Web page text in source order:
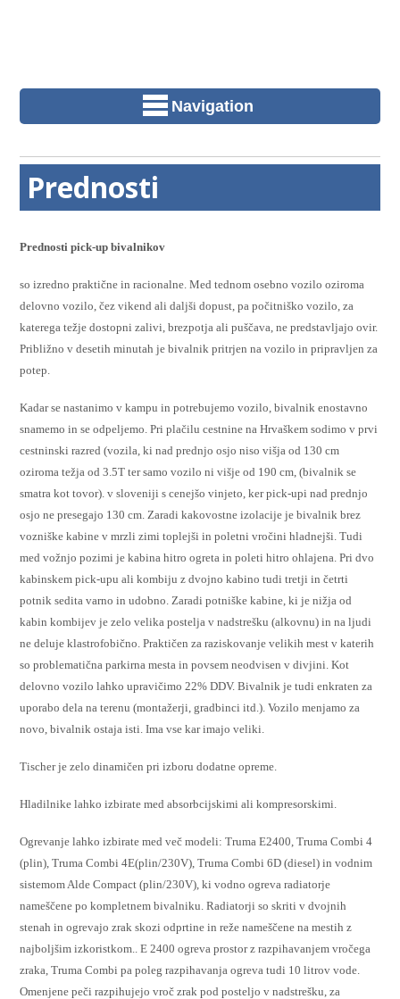
Navigation
Prednosti
Prednosti pick-up bivalnikov
so izredno praktične in racionalne. Med tednom osebno vozilo oziroma
delovno vozilo, čez vikend ali daljši dopust, pa počitniško vozilo, za
katerega težje dostopni zalivi, brezpotja ali puščava, ne predstavljajo ovir.
Približno v desetih minutah je bivalnik pritrjen na vozilo in pripravljen za
potep.
Kadar se nastanimo v kampu in potrebujemo vozilo, bivalnik enostavno
snamemo in se odpeljemo. Pri plačilu cestnine na Hrvaškem sodimo v prvi
cestninski razred (vozila, ki nad prednjo osjo niso višja od 130 cm
oziroma težja od 3.5T ter samo vozilo ni višje od 190 cm, (bivalnik se
smatra kot tovor). v sloveniji s cenejšo vinjeto, ker pick-upi nad prednjo
osjo ne presegajo 130 cm. Zaradi kakovostne izolacije je bivalnik brez
vozniške kabine v mrzli zimi toplejši in poletni vročini hladnejši. Tudi
med vožnjo pozimi je kabina hitro ogreta in poleti hitro ohlajena. Pri dvo
kabinskem pick-upu ali kombiju z dvojno kabino tudi tretji in četrti
potnik sedita varno in udobno. Zaradi potniške kabine, ki je nižja od
kabin kombijev je zelo velika postelja v nadstrešku (alkovnu) in na ljudi
ne deluje klastrofobično. Praktičen za raziskovanje velikih mest v katerih
so problematična parkirna mesta in povsem neodvisen v divjini. Kot
delovno vozilo lahko upravičimo 22% DDV. Bivalnik je tudi enkraten za
uporabo dela na terenu (montažerji, gradbinci itd.). Vozilo menjamo za
novo, bivalnik ostaja isti. Ima vse kar imajo veliki.
Tischer je zelo dinamičen pri izboru dodatne opreme.
Hladilnike lahko izbirate med absorbcijskimi ali kompresorskimi.
Ogrevanje lahko izbirate med več modeli: Truma E2400, Truma Combi 4
(plin), Truma Combi 4E(plin/230V), Truma Combi 6D (diesel) in vodnim
sistemom Alde Compact (plin/230V), ki vodno ogreva radiatorje
nameščene po kompletnem bivalniku. Radiatorji so skriti v dvojnih
stenah in ogrevajo zrak skozi odprtine in reže nameščene na mestih z
najboljšim izkoristkom.. E 2400 ogreva prostor z razpihavanjem vročega
zraka, Truma Combi pa poleg razpihavanja ogreva tudi 10 litrov vode.
Omenjene peči razpihujejo vroč zrak pod posteljo v nadstrešku, za